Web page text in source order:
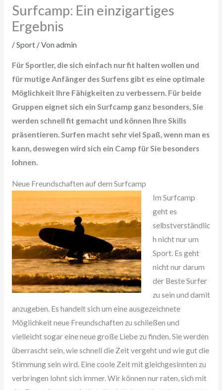
Surfcamp: Ein einzigartiges
Ergebnis
/Sport/ Von admin
Für Sportler, die sich einfach nur fit halten wollen und
für mutige Anfänger des Surfens gibt es eine optimale
Möglichkeit Ihre Fähigkeiten zu verbessern. Für beide
Gruppen eignet sich ein Surfcamp ganz besonders, Sie
werden schnell fit gemacht und können Ihre Skills
präsentieren. Surfen macht sehr viel Spaß, wenn man es
kann, deswegen wird sich ein Camp für Sie besonders
lohnen.
Neue Freundschaften auf dem Surfcamp
Im Surfcamp
geht es
selbstverständlic
h nicht nur um
Sport. Es geht
nicht nur darum
der Beste Surfer
zu sein und damit
anzugeben. Es handelt sich um eine ausgezeichnete
Möglichkeit neue Freundschaften zu schließen und
vielleicht sogar eine neue große Liebe zu finden. Sie werden
überrascht sein, wie schnell die Zeit vergeht und wie gut die
Stimmung sein wird. Eine coole Zeit mit gleichgesinnten zu
verbringen lohnt sich immer. Wir können nur raten, sich mit